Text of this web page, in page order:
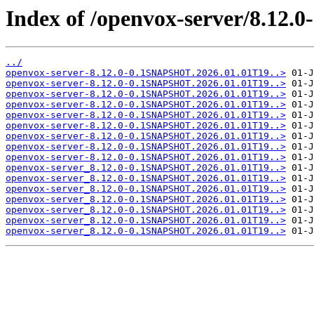
Index of /openvox-server/
../
openvox-server-8.12.0-0.1SNAPSHOT.2026.01.01T19..>
openvox-server-8.12.0-0.1SNAPSHOT.2026.01.01T19..>
openvox-server-8.12.0-0.1SNAPSHOT.2026.01.01T19..>
openvox-server-8.12.0-0.1SNAPSHOT.2026.01.01T19..>
openvox-server-8.12.0-0.1SNAPSHOT.2026.01.01T19..>
openvox-server-8.12.0-0.1SNAPSHOT.2026.01.01T19..>
openvox-server-8.12.0-0.1SNAPSHOT.2026.01.01T19..>
openvox-server-8.12.0-0.1SNAPSHOT.2026.01.01T19..>
openvox-server-8.12.0-0.1SNAPSHOT.2026.01.01T19..>
openvox-server_8.12.0-0.1SNAPSHOT.2026.01.01T19..>
openvox-server_8.12.0-0.1SNAPSHOT.2026.01.01T19..>
openvox-server_8.12.0-0.1SNAPSHOT.2026.01.01T19..>
openvox-server_8.12.0-0.1SNAPSHOT.2026.01.01T19..>
openvox-server_8.12.0-0.1SNAPSHOT.2026.01.01T19..>
openvox-server_8.12.0-0.1SNAPSHOT.2026.01.01T19..>
openvox-server_8.12.0-0.1SNAPSHOT.2026.01.01T19..>